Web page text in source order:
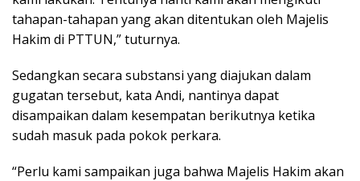
tahapan-tahapan yang akan ditentukan oleh Majelis
Hakim di PTTUN,” tuturnya.
Sedangkan secara substansi yang diajukan dalam
gugatan tersebut, kata Andi, nantinya dapat
disampaikan dalam kesempatan berikutnya ketika
sudah masuk pada pokok perkara.
“Perlu kami sampaikan juga bahwa Majelis Hakim akan